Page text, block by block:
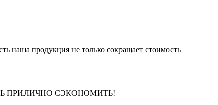
наша продукция не только сокращает стоимость
ПРИЛИЧНО СЭКОНОМИТЬ!